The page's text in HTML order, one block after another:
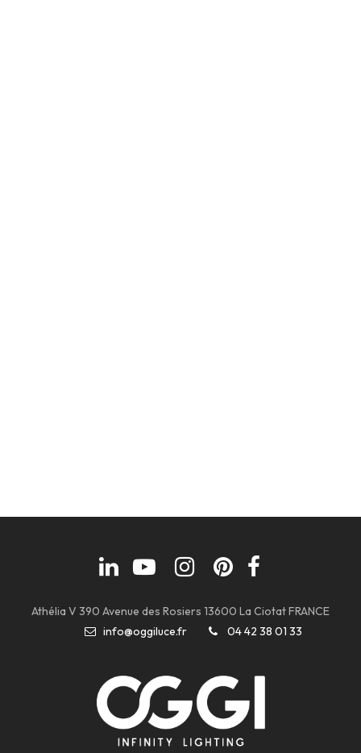
Athélia V 390 Avenue des Rosiers 13600 La Ciotat FRANCE
info@oggiluce.fr
04 42 38 01 33